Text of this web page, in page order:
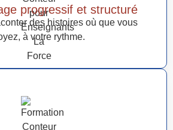
progressif et structuré
des histoires où que vous
à votre rythme.